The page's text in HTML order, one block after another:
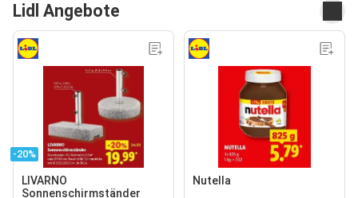
Lidl Angebote
-20%
LIVARNO
Sonnenschirmständer
Nutella